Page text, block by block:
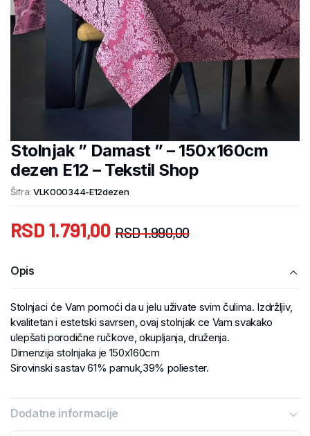
Stolnjak ” Damast ” – 150x160cm
dezen E12 – Tekstil Shop
Šifra: VLK000344-E12dezen
RSD1.990,00
RSD 1.791,00
Opis
Stolnjaci će Vam pomoći da u jelu uživate svim čulima. Izdržljiv,
kvalitetan i estetski savrsen, ovaj stolnjak ce Vam svakako
ulepšati porodične ručkove, okupljanja, druženja.
Dimenzija stolnjaka je 150x160cm
Sirovinski sastav 61% pamuk,39% poliester.
Dodatne informacije